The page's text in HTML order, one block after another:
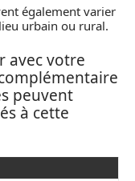
également varier
urbain ou rural.
avec votre
peuvent
à cette